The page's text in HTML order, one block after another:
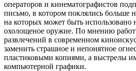
операторов и кинематографистов
письмо, в котором поклялись больше
на которых может быть использовано
охолощеное оружие. По мнению
развлечений в современном
заменить страшное и непонятное
пластиковыми копиями, а выстрелы
компьютерной графики.